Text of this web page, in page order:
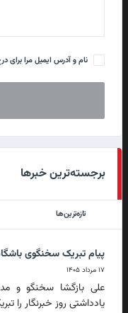
نام و آدرس ایمیل مرا برای
برجسته‌ترین خبرها
تازه‌ترین‌ها
پیام تبریک سخنگوی
۱۷ مرداد ۱۴۰۵
علی بازگشا سخنگو و
یادداشتی روز خبرنگار را